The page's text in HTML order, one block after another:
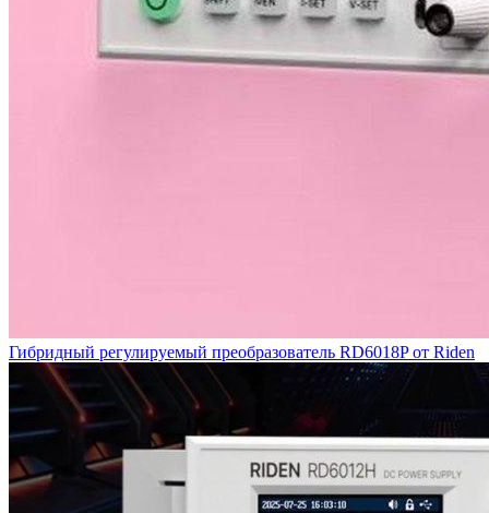
Гибридный регулируемый преобразователь RD6018P от Riden